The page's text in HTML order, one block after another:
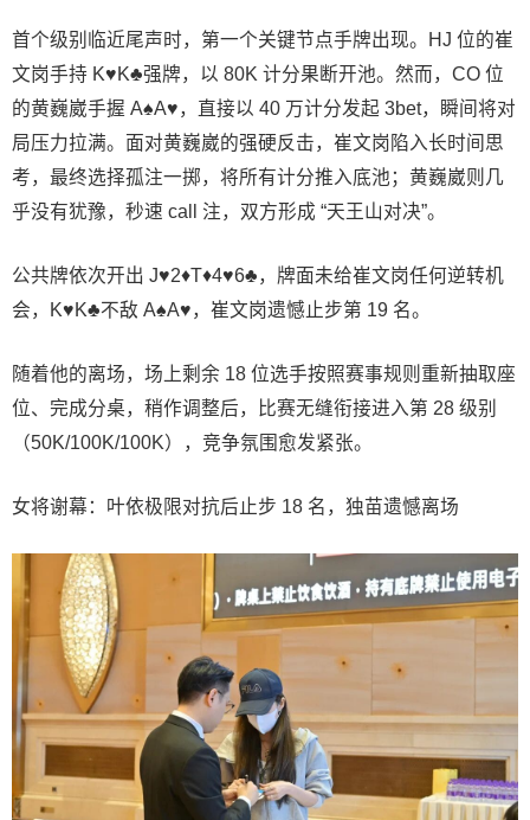
首个级别临近尾声时，第一个关键节点手牌出现。HJ 位的崔
文岗手持 K♥K♣强牌，以 80K 计分果断开池。然而，CO 位
的黄巍崴手握 A♠A♥，直接以 40 万计分发起 3bet，瞬间将对
局压力拉满。面对黄巍崴的强硬反击，崔文岗陷入长时间思
考，最终选择孤注一掷，将所有计分推入底池；黄巍崴则几
乎没有犹豫，秒速 call 注，双方形成 “天王山对决”。
公共牌依次开出 J♥2♦T♦4♥6♣，牌面未给崔文岗任何逆转机
会，K♥K♣不敌 A♠A♥，崔文岗遗憾止步第 19 名。
随着他的离场，场上剩余 18 位选手按照赛事规则重新抽取座
位、完成分桌，稍作调整后，比赛无缝衔接进入第 28 级别
（50K/100K/100K），竞争氛围愈发紧张。
女将谢幕：叶依极限对抗后止步 18 名，独苗遗憾离场